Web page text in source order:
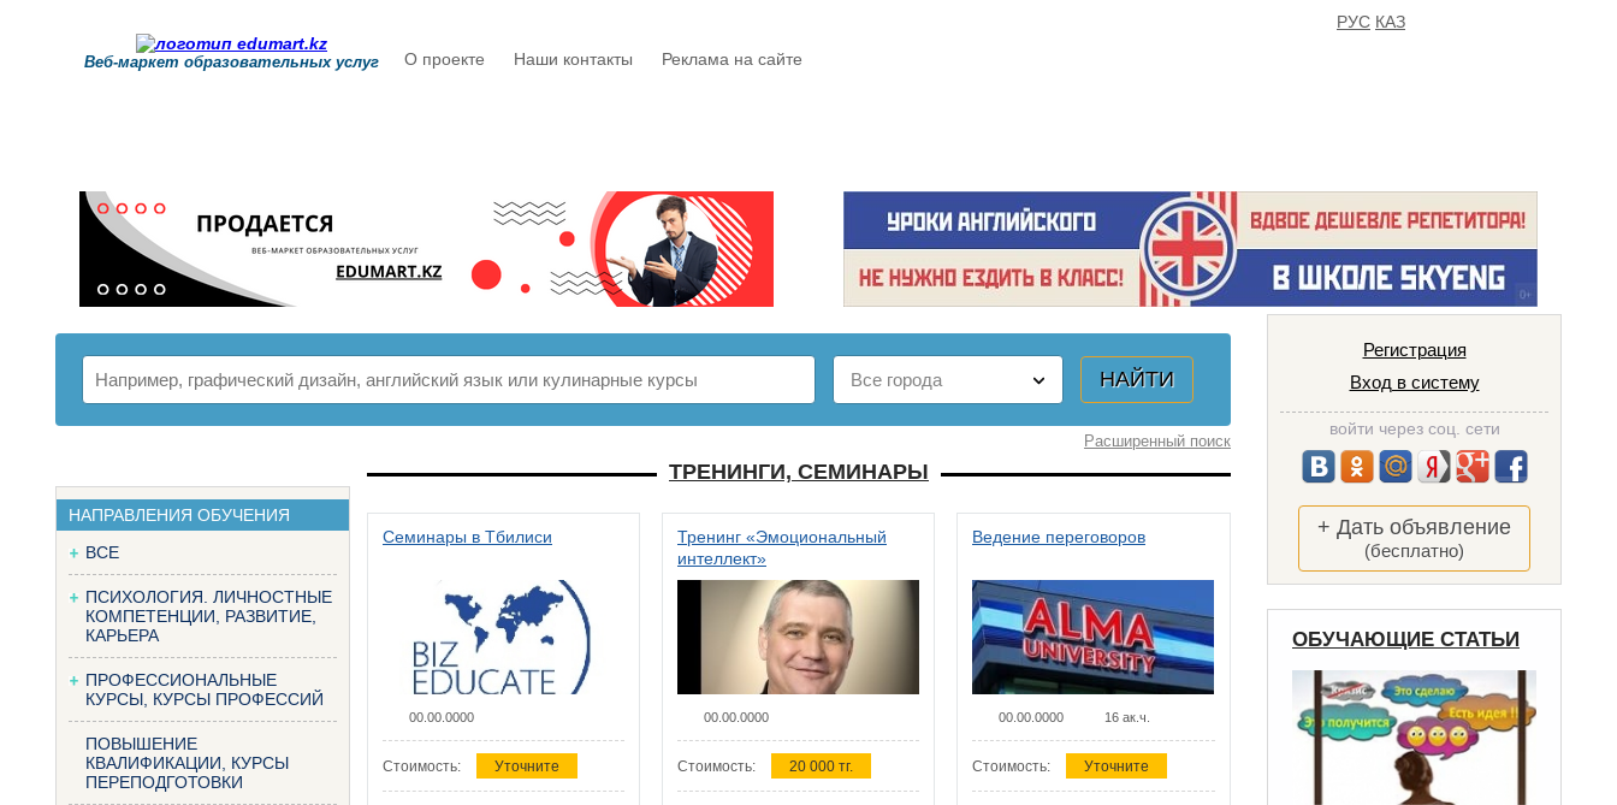
Веб-маркет образовательных услуг О проекте Наши контакты Реклама на сайте
РУС КАЗ
Расширенный поиск
НАПРАВЛЕНИЯ ОБУЧЕНИЯ
ВСЕ
ПСИХОЛОГИЯ. ЛИЧНОСТНЫЕ
КОМПЕТЕНЦИИ, РАЗВИТИЕ,
КАРЬЕРА
ПРОФЕССИОНАЛЬНЫЕ
КУРСЫ, КУРСЫ ПРОФЕССИЙ
ПОВЫШЕНИЕ
КВАЛИФИКАЦИИ, КУРСЫ
ПЕРЕПОДГОТОВКИ
ТРЕНИНГИ, СЕМИНАРЫ
Семинары в Тбилиси
00.00.0000
Стоимость: Уточните
Тренинг «Эмоциональный
интеллект»
00.00.0000
Стоимость: 20 000 тг.
Ведение переговоров
00.00.0000 16 ак.ч.
Стоимость: Уточните
Регистрация
Вход в систему
войти через соц. сети
+ Дать объявление
(бесплатно)
ОБУЧАЮЩИЕ СТАТЬИ